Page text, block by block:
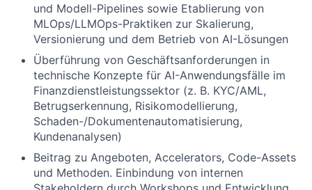
und Modell-Pipelines sowie Etablierung von
MLOps/LLMOps-Praktiken zur Skalierung,
Versionierung und dem Betrieb von AI-Lösungen
Überführung von Geschäftsanforderungen in
technische Konzepte für AI-Anwendungsfälle im
Finanzdienstleistungssektor (z. B. KYC/AML,
Betrugserkennung, Risikomodellierung,
Schaden-/Dokumentenautomatisierung,
Kundenanalysen)
Beitrag zu Angeboten, Accelerators, Code-Assets
und Methoden. Einbindung von internen